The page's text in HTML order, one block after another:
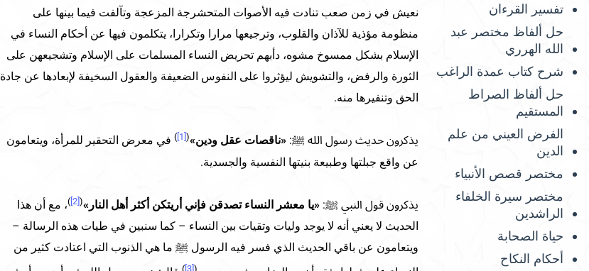
تفسير القرءان
حل ألفاظ مختصر عبد
الله الهرري
شرح كتاب عمدة الراغب
حل ألفاظ الصراط
المستقيم
الفرض العيني من علم
الدين
مختصر قصص الأنبياء
مختصر سيرة الخلفاء
الراشدين
حياة الصحابة
أحكام النكاح
نعيش في زمن صعب تنادت فيه الأصوات المتحشرجة المزعجة وتآلفت فيما بينها على
منظومة مؤذية للآذان والقلوب، وترجيعها مرارا وتكرارا، يتكلمون فيها عن أحكام النساء في
الإسلام بشكل ممسوخ مشوه، دأبهم تحريض النساء المسلمات على الإسلام وتشجيعهن على
الثورة والرفض، والتشويش ليؤثروا على النفوس الضعيفة والعقول السخيفة لإبعادها عن جادة
الحق وتنفيرها منه.
يذكرون حديث رسول الله ﷺ: «ناقصات عقل ودين»(
[1]
)في معرض التحقير للمرأة، ويتعامون
عن واقع جبلتها وطبيعة بنيتها النفسية والجسدية.
يذكرون قول النبي ﷺ: «يا معشر النساء تصدقن فإني أريتكن أكثر أهل النار»(
[2]
)، مع أن هذا
الحديث لا يعني أنه لا يوجد وليات وتقيات بين النساء – كما سنبين في طيات هذه الرسالة –
ويتعامون عن باقي الحديث الذي فسر فيه الرسول ﷺ ما هي الذنوب التي اعتادت كثير من
(
[3]
)